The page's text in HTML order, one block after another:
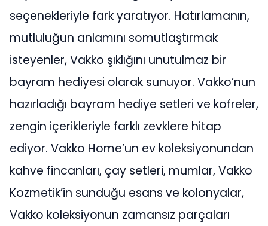
seçenekleriyle fark yaratıyor. Hatırlamanın,
mutluluğun anlamını somutlaştırmak
isteyenler, Vakko şıklığını unutulmaz bir
bayram hediyesi olarak sunuyor. Vakko’nun
hazırladığı bayram hediye setleri ve kofreler,
zengin içerikleriyle farklı zevklere hitap
ediyor. Vakko Home’un ev koleksiyonundan
kahve fincanları, çay setleri, mumlar, Vakko
Kozmetik’in sunduğu esans ve kolonyalar,
Vakko koleksiyonun zamansız parçaları